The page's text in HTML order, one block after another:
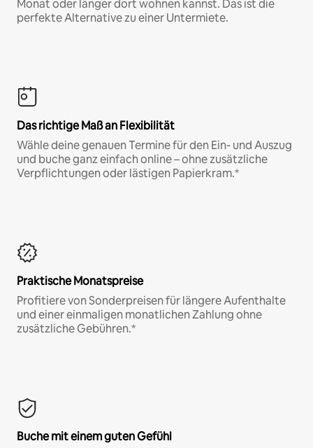
Monat oder länger dort wohnen kannst. Das ist die
perfekte Alternative zu einer Untermiete.
Das richtige Maß an Flexibilität
Wähle deine genauen Termine für den Ein- und Auszug
und buche ganz einfach online – ohne zusätzliche
Verpflichtungen oder lästigen Papierkram.*
Praktische Monatspreise
Profitiere von Sonderpreisen für längere Aufenthalte
und einer einmaligen monatlichen Zahlung ohne
zusätzliche Gebühren.*
Buche mit einem guten Gefühl